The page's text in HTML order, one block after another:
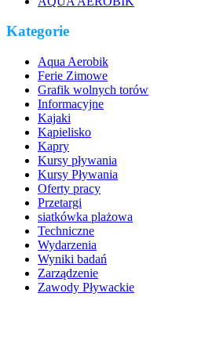
Kategorie
Aqua Aerobik
Ferie Zimowe
Grafik wolnych torów
Informacyjne
Kajaki
Kąpielisko
Kapry
Kursy pływania
Kursy Pływania
Oferty pracy
Przetargi
siatkówka plażowa
Techniczne
Wydarzenia
Wyniki badań
Zarządzenie
Zawody Pływackie